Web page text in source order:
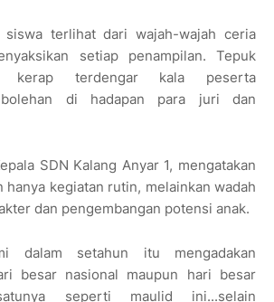
siswa terlihat dari wajah-wajah ceria
setiap penampilan. Tepuk
kerap terdengar kala peserta
di hadapan para juri dan
SDN Kalang Anyar 1, mengatakan
hanya kegiatan rutin, melainkan wadah
dan pengembangan potensi anak.
dalam setahun itu mengadakan
besar nasional maupun hari besar
seperti maulid ini...selain